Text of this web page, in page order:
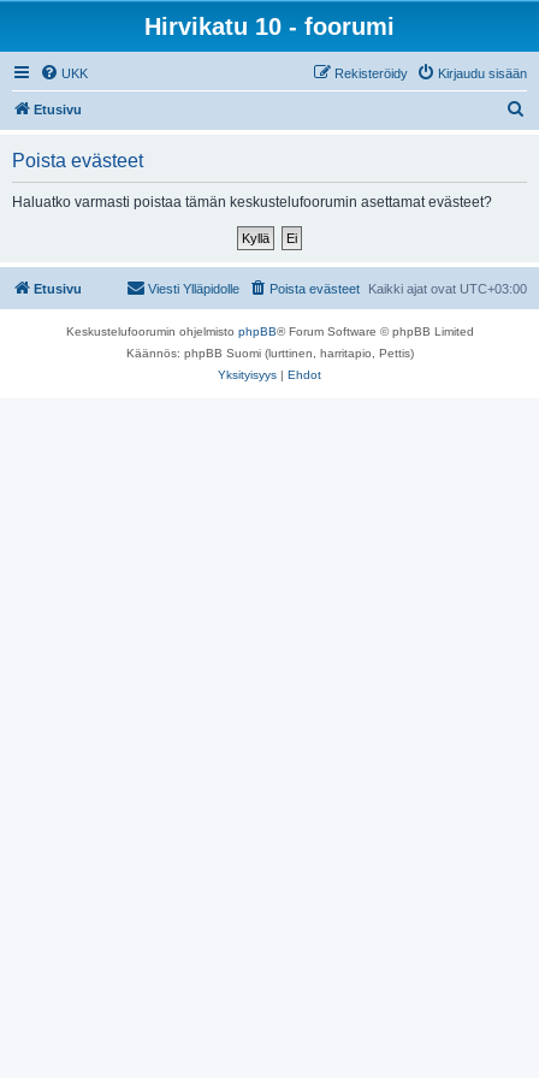
Hirvikatu 10 - foorumi
UKK Kirjaudu sisään
Rekisteröidy
Etusivu
Poista evästeet
Haluatko varmasti poistaa tämän keskustelufoorumin asettamat evästeet?
Etusivu Kaikki ajat ovat UTC+03:00
Poista evästeet
Viesti Ylläpidolle
Keskustelufoorumin ohjelmisto phpBB® Forum Software © phpBB Limited
Käännös: phpBB Suomi (lurttinen, harritapio, Pettis)
Yksityisyys | Ehdot